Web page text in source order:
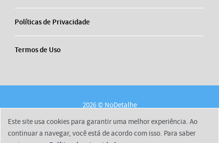
Políticas de Privacidade
Termos de Uso
2026 © NoDetalhe
Sobre a WebGo Content
Políticas de Privacidade
Este site usa cookies para garantir uma melhor experiência. Ao
continuar a navegar, você está de acordo com isso. Para saber